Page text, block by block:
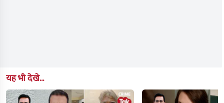
यह भी देखे...